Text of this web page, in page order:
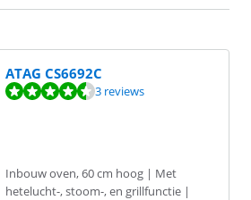
ATAG CS6692C
op 3 reviews.
3 reviews
Inbouw oven, 60 cm hoog | Met
hetelucht-, stoom-, en grillfunctie |